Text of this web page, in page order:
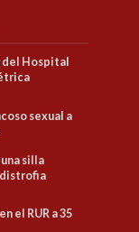
del Hospital
sexual a
silla
distrofia
el RUR a 35